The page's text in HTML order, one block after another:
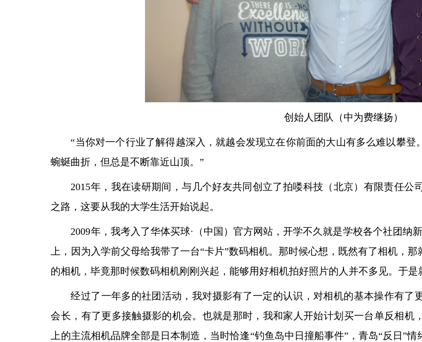
创始人团队（中为费继扬）
“当你对一个行业了解得越深入，就越会发现立在你前面的大山有多么难以攀登
蜿蜒曲折，但总是不断靠近山顶。”
2015年，我在读研期间，与几个好友共同创立了拍喽科技（北京）有限责任公
之路，这要从我的大学生活开始说起。
2009年，我考入了华体买球·（中国）官方网站，开学不久就是学校各个社团纳新
上，因为入学前父母给我带了一台“卡片”数码相机。那时候心想，既然有了相机，那
的相机，毕竟那时候数码相机刚刚兴起，能够用好相机拍好照片的人并不多见。于
经过了一年多的社团活动，我对摄影有了一定的认识，对相机的基本操作有了
会长，有了更多接触摄影的机会。也就是那时，我和家人开始计划买一台单反相机
上的主流相机品牌全部是日本制造， 当时恰逢“钓鱼岛中日撞船事件”，青岛“反日”